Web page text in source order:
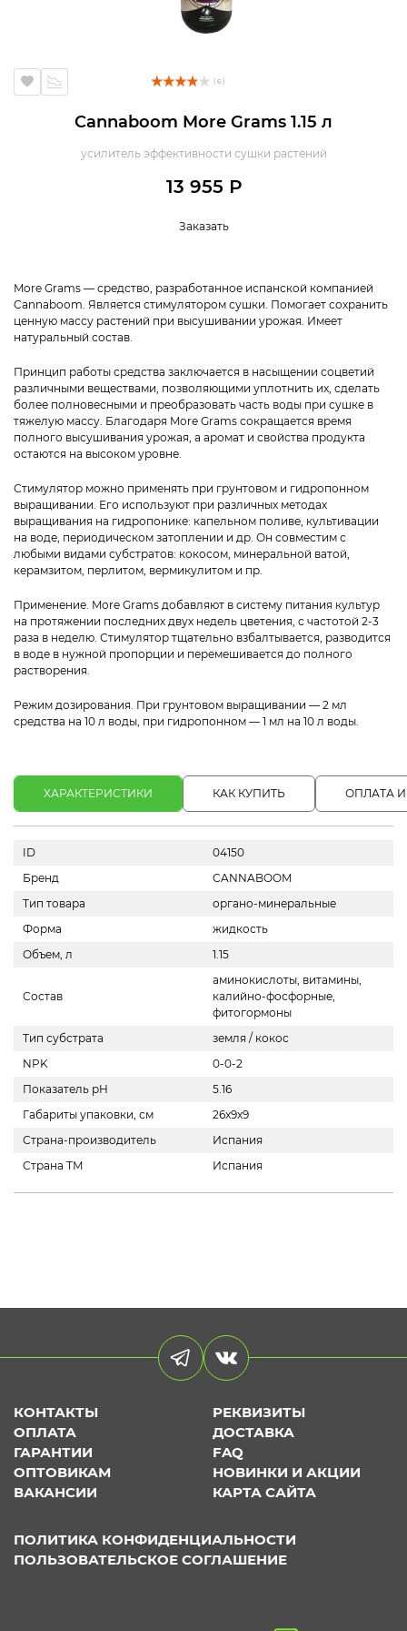
( 6 )
Cannaboom More Grams 1.15 л
усилитель эффективности сушки растений
13 955 Р
Заказать
More Grams — средство, разработанное испанской компанией
Cannaboom. Является стимулятором сушки. Помогает сохранить
ценную массу растений при высушивании урожая. Имеет
натуральный состав.
Принцип работы средства заключается в насыщении соцветий
различными веществами, позволяющими уплотнить их, сделать
более полновесными и преобразовать часть воды при сушке в
тяжелую массу. Благодаря More Grams сокращается время
полного высушивания урожая, а аромат и свойства продукта
остаются на высоком уровне.
Стимулятор можно применять при грунтовом и гидропонном
выращивании. Его используют при различных методах
выращивания на гидропонике: капельном поливе, культивации
на воде, периодическом затоплении и др. Он совместим с
любыми видами субстратов: кокосом, минеральной ватой,
керамзитом, перлитом, вермикулитом и пр.
Применение. More Grams добавляют в систему питания культур
на протяжении последних двух недель цветения, с частотой 2-3
раза в неделю. Стимулятор тщательно взбалтывается, разводится
в воде в нужной пропорции и перемешивается до полного
растворения.
Режим дозирования. При грунтовом выращивании — 2 мл
средства на 10 л воды, при гидропонном — 1 мл на 10 л воды.
ХАРАКТЕРИСТИКИ КАК КУПИТЬ ОПЛАТА
ID
04150
Бренд
CANNABOOM
Тип товара
органо-минеральные
Форма
жидкость
Объем, л
1.15
Состав
аминокислоты, витамины,
калийно-фосфорные,
фитогормоны
Тип субстрата
земля / кокос
NPK
0-0-2
Показатель pH
5.16
Габариты упаковки, см
26x9x9
Страна-производитель
Испания
Страна ТМ
Испания
КОНТАКТЫ
РЕКВИЗИТЫ
ОПЛАТА
ДОСТАВКА
ГАРАНТИИ
FAQ
ОПТОВИКАМ
НОВИНКИ И АКЦИИ
ВАКАНСИИ
КАРТА САЙТА
ПОЛИТИКА КОНФИДЕНЦИАЛЬНОСТИ
ПОЛЬЗОВАТЕЛЬСКОЕ СОГЛАШЕНИЕ